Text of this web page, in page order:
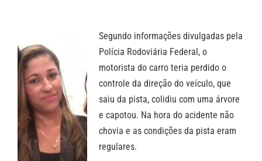
Segundo informações divulgadas pela
Polícia Rodoviária Federal, o
motorista do carro teria perdido o
controle da direção do veículo, que
saiu da pista, colidiu com uma árvore
e capotou. Na hora do acidente não
chovia e as condições da pista eram
regulares.